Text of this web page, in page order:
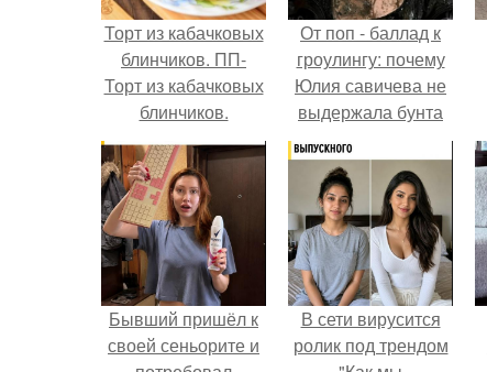
Торт из кабачковых
блинчиков. ПП-
Торт из кабачковых
блинчиков.
От поп - баллад к
гроулингу: почему
Юлия савичева не
выдержала бунта
собственной
аудитории.
Бывший пришёл к
своей сеньорите и
В сети вирусится
ролик под трендом